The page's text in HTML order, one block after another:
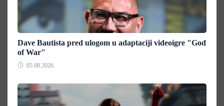
Dave Bautista pred ulogom u adaptaciji videoigre "God
of War"
05.08.2026.